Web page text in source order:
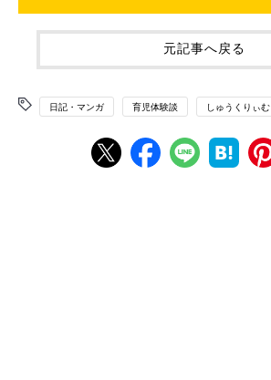
元記事へ戻る
日記・マンガ 育児体験談 しゅうくりぃむ